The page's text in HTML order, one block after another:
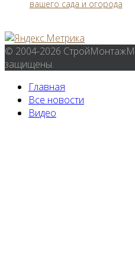
вашего сада и огорода
© 2004-2026
защищены.
Главная
Все новости
Видео